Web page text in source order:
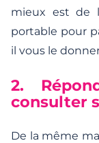
mieux est de
portable pour
il vous le
2.
consulter
De la même